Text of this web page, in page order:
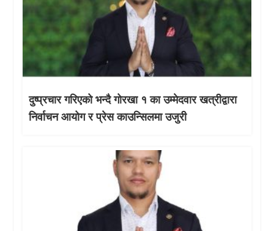
दुष्प्रचार गरिएको भन्दै गोरखा १ का उम्मेदवार खत्रीद्वारा
निर्वाचन आयोग र प्रेस काउन्सिलमा उजुरी